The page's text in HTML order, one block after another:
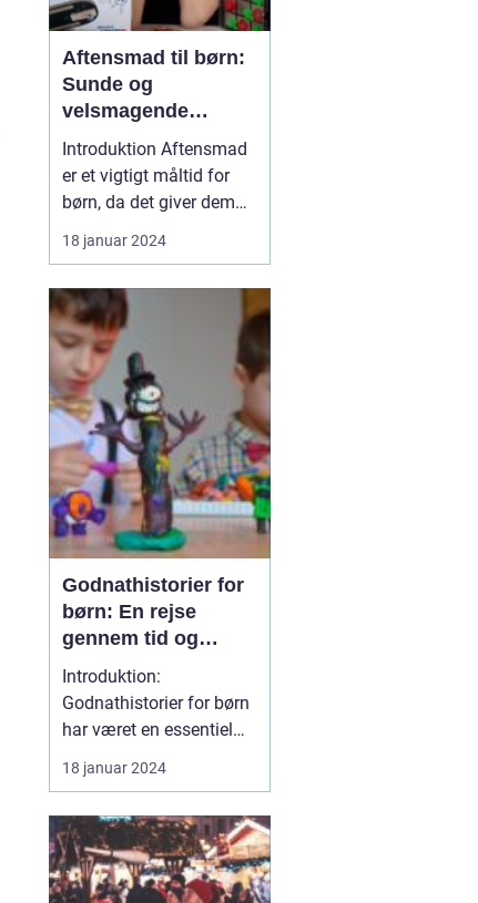
Aftensmad til børn:
Sunde og
velsmagende
måltider
Introduktion Aftensmad
er et vigtigt måltid for
børn, da det giver dem
energi og næringsstoffer
til at vokse og udvikle
sikre, at børns
aftensmad er både sund
og velsmagende for at
opretholde en god
ernæring og sikre, at de
...
18 januar 2024
Godnathistorier for
børn: En rejse
gennem tid og
fantasi
Introduktion:
Godnathistorier for børn
har været en essentiel
del af putterutiner over
hele verden i mange
historier har en unik evne
til at transportere børn til
en magisk verden af
18 januar 2024